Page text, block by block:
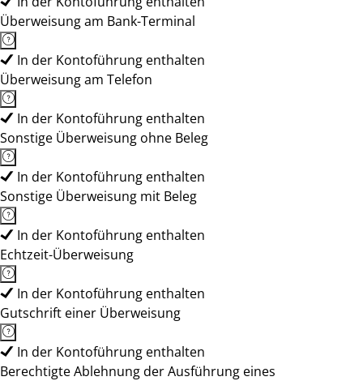
Überweisung am Bank-Terminal
In der Kontoführung enthalten
Überweisung am Telefon
In der Kontoführung enthalten
Sonstige Überweisung ohne Beleg
In der Kontoführung enthalten
Sonstige Überweisung mit Beleg
In der Kontoführung enthalten
Echtzeit-Überweisung
In der Kontoführung enthalten
Gutschrift einer Überweisung
In der Kontoführung enthalten
Berechtigte Ablehnung der Ausführung eines